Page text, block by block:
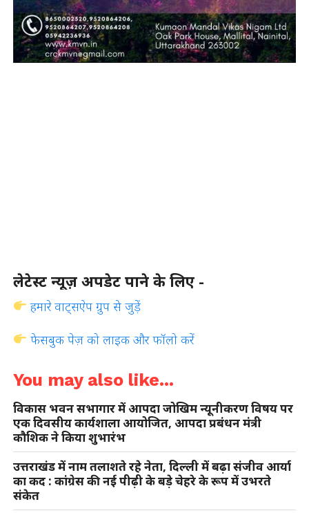
लेटेस्ट न्यूज़ अपडेट पाने के लिए -
हमारे वाट्सऐप ग्रुप से जुड़ें
फेसबुक पेज़ को लाइक और फॉलो करें
You may also like...
विकास भवन सभागार में आपदा जोखिम न्यूनीकरण विषय पर
एक दिवसीय कार्यशाला आयोजित, आपदा प्रबंधन मंत्री
कौशिक ने किया शुभारंभ
उत्तराखंड में नाम तलाशते रहे नेता, दिल्ली में बढ़ा संजीव आर्या
का कद : कांग्रेस की नई पीढ़ी के बड़े चेहरे के रूप में उभरते
संकेत